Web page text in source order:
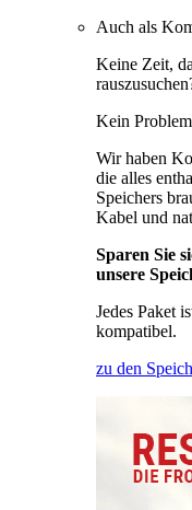
Auch als
Keine Zeit,
Kein
Wir haben
die alles
Speichers
Kabel und
Sparen Sie
unsere
Jedes Paket
kompatibel.
zu den